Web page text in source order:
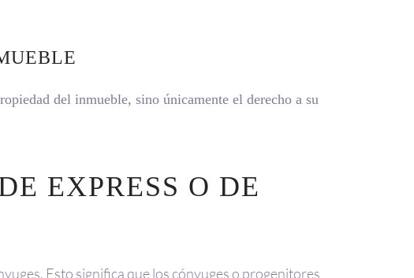
del inmueble, sino únicamente el derecho a su
EXPRESS O DE
Esto significa que los cónyuges o progenitores